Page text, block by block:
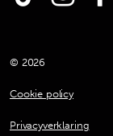
© 2026
Cookie policy
Privacyverklaring